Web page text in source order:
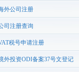
外公司注册
司注册查询
税号申请注册
外投资ODI备案37号文登记